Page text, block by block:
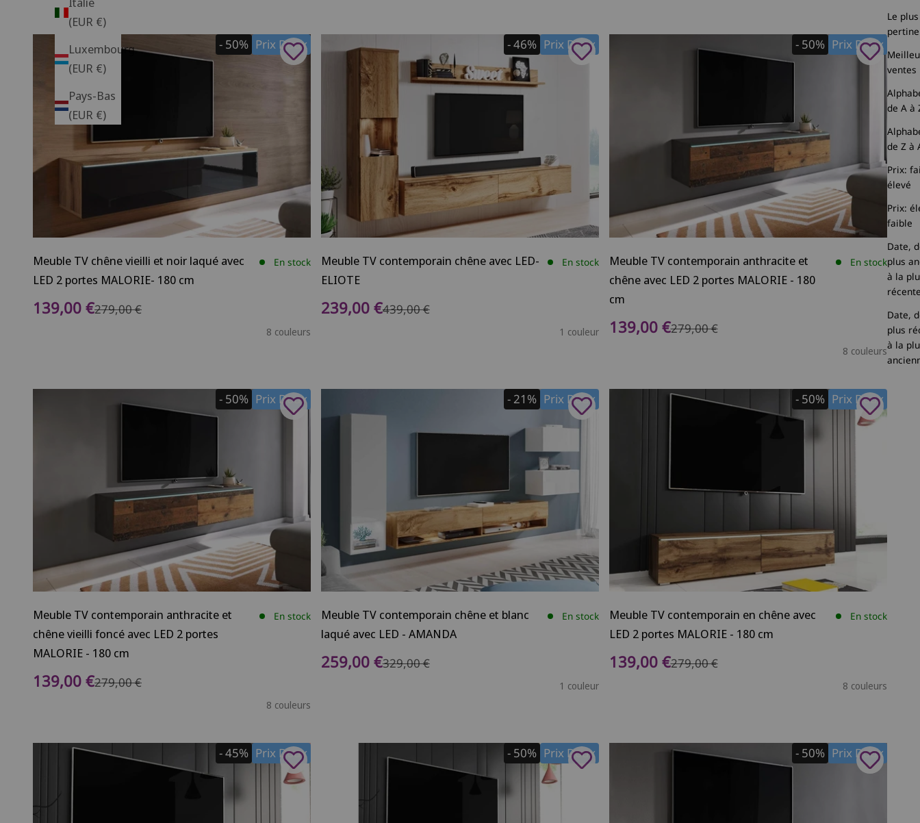
(EUR €)
Luxembourg
(EUR €)
Pays-Bas
(EUR €)
Le plus
ventes
de A à
de Z à
Prix:
élevé
Prix:
faible
Date,
plus
à la
Date,
plus
à la
Prix Doux
- 50%
Meuble TV chêne vieilli et noir laqué avec
LED 2 portes MALORIE- 180 cm
En stock
Prix de vente
139,00 €Prix normal
279,00 €
8 couleurs
Prix Doux
- 46%
Meuble TV contemporain chêne avec LED-
ELIOTE
En stock
Prix de vente
239,00 €Prix normal
439,00 €
1 couleur
Prix Doux
- 50%
Meuble TV contemporain anthracite et
chêne avec LED 2 portes MALORIE - 180
cm
En stock
Prix de vente
139,00 €Prix normal
279,00 €
8 couleurs
Prix Doux
- 50%
Meuble TV contemporain anthracite et
chêne vieilli foncé avec LED 2 portes
MALORIE - 180 cm
En stock
Prix de vente
139,00 €Prix normal
279,00 €
8 couleurs
Prix Doux
- 21%
Meuble TV contemporain chêne et blanc
laqué avec LED - AMANDA
En stock
Prix de vente
259,00 €Prix normal
329,00 €
1 couleur
Prix Doux
- 50%
Meuble TV contemporain en chêne avec
LED 2 portes MALORIE - 180 cm
En stock
Prix de vente
139,00 €Prix normal
279,00 €
8 couleurs
Prix Doux
- 45% Prix Doux
- 50% Prix Doux
- 50%